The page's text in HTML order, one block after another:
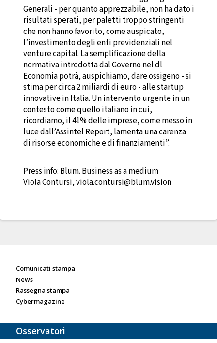
Generali - per quanto apprezzabile, non ha dato i
risultati sperati, per paletti troppo stringenti
che non hanno favorito, come auspicato,
l’investimento degli enti previdenziali nel
venture capital. La semplificazione della
normativa introdotta dal Governo nel dl
Economia potrà, auspichiamo, dare ossigeno - si
stima per circa 2 miliardi di euro - alle startup
innovative in Italia. Un intervento urgente in un
contesto come quello italiano in cui,
ricordiamo, il 41% delle imprese, come messo in
luce dall’Assintel Report, lamenta una carenza
di risorse economiche e di finanziamenti”.
Press info: Blum. Business as a medium
Viola Contursi, viola.contursi@blum.vision
Comunicati stampa
News
Rassegna stampa
Cybermagazine
Osservatori